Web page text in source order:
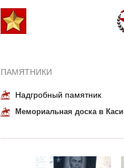
ПАМЯТНИКИ
Надгробный памятник
Мемориальная доска в